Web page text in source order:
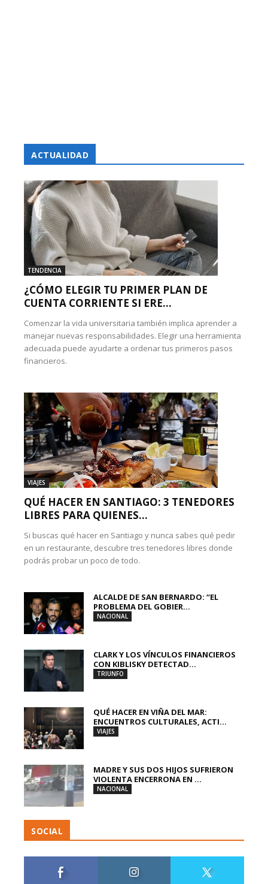
ACTUALIDAD
TENDENCIA
¿CÓMO ELEGIR TU PRIMER PLAN DE
CUENTA CORRIENTE SI ERE...
Comenzar la vida universitaria también implica aprender a
manejar nuevas responsabilidades. Elegir una herramienta
adecuada puede ayudarte a ordenar tus primeros pasos
financieros.
VIAJES
QUÉ HACER EN SANTIAGO: 3 TENEDORES
LIBRES PARA QUIENES...
Si buscas qué hacer en Santiago y nunca sabes qué pedir
en un restaurante, descubre tres tenedores libres donde
podrás probar un poco de todo.
ALCALDE DE SAN BERNARDO: “EL
PROBLEMA DEL GOBIER...
NACIONAL
CLARK Y LOS VÍNCULOS FINANCIEROS
CON KIBLISKY DETECTAD...
TRIUNFO
QUÉ HACER EN VIÑA DEL MAR:
ENCUENTROS CULTURALES, ACTI...
VIAJES
MADRE Y SUS DOS HIJOS SUFRIERON
VIOLENTA ENCERRONA EN ...
NACIONAL
SOCIAL